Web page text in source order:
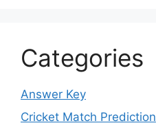
Categories
Answer Key
Cricket Match Prediction